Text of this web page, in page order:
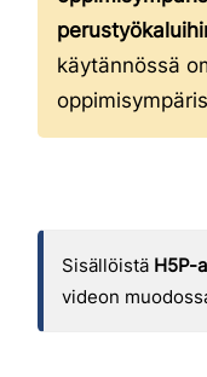
käytännössä
Sisällöistä H5P-
videon